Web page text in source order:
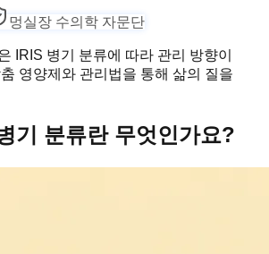
멍실장 수의학 자문단
IRIS 병기 분류에 따라 관리 방향이
영양제와 관리법을 통해 삶의 질을
기 분류란 무엇인가요?